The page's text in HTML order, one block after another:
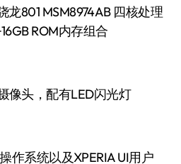
龙801 MSM8974AB 四核处理
ROM内存组合
像头，配有LED闪光灯
作系统以及XPERIA UI用户